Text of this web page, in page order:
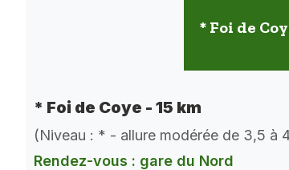
* Foi de
* Foi de Coye - 15 km
(Niveau : * - allure modérée de 3,5 à
Rendez-vous : gare du Nord